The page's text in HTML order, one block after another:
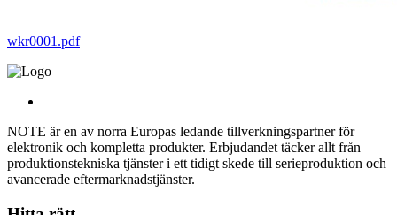
wkr0001.pdf
NOTE är en av norra Europas ledande tillverkningspartner för
elektronik och kompletta produkter. Erbjudandet täcker allt från
produktionstekniska tjänster i ett tidigt skede till serieproduktion och
avancerade eftermarknadstjänster.